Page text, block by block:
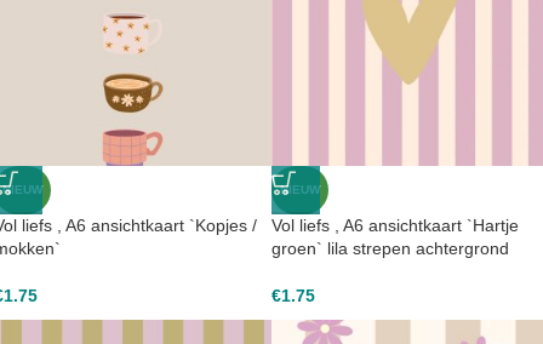
NIEUW
liefs , A6 ansichtkaart `Kopjes /
1.75
NIEUW
Vol liefs , A6 ansichtkaart `Hartje
groen` lila strepen achtergrond
€1.75